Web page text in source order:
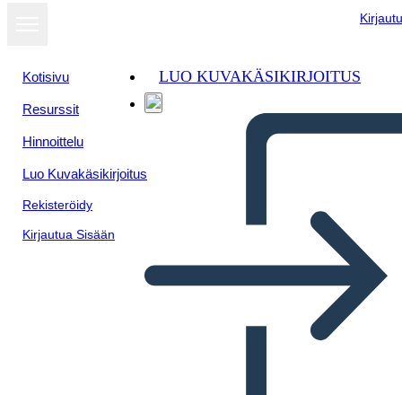
Kotisivu
Resurssit
Hinnoittelu
Luo Kuvakäsikirjoitus
Rekisteröidy
Kirjautua Sisään
LUO KUVAKÄSIKIRJOITUS